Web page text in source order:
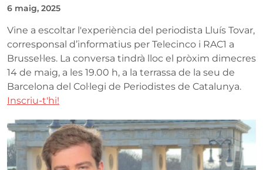
6 maig, 2025
Vine a escoltar l'experiència del periodista Lluís Tovar,
corresponsal d’informatius per Telecinco i RAC1 a
Brussel·les. La conversa tindrà lloc el pròxim dimecres
14 de maig, a les 19.00 h, a la terrassa de la seu de
Barcelona del Col·legi de Periodistes de Catalunya.
Inscriu-t'hi!